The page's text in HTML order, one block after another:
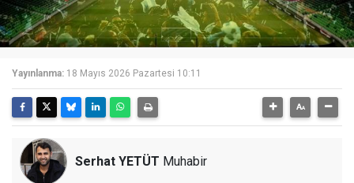
Yayınlanma: 18 Mayıs 2026 Pazartesi 10:11
Serhat YETÜT Muhabir